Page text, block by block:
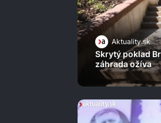
Aktuality.sk
Skrytý poklad
záhrada ožíva